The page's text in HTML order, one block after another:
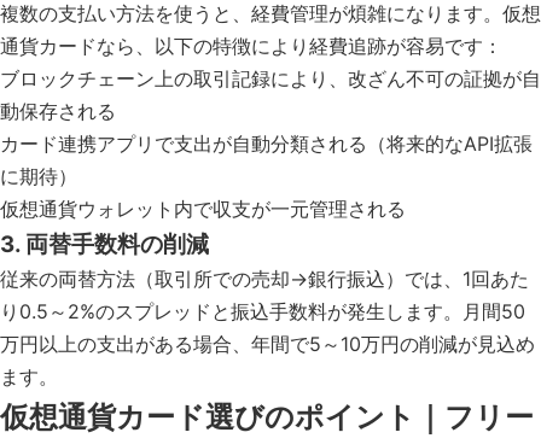
複数の支払い方法を使うと、経費管理が煩雑になります。仮想
通貨カードなら、以下の特徴により経費追跡が容易です：
ブロックチェーン上の取引記録により、改ざん不可の証拠が自
動保存される
カード連携アプリで支出が自動分類される（将来的なAPI拡張
に期待）
仮想通貨ウォレット内で収支が一元管理される
3. 両替手数料の削減
従来の両替方法（取引所での売却→銀行振込）では、1回あた
り0.5～2%のスプレッドと振込手数料が発生します。月間50
万円以上の支出がある場合、年間で5～10万円の削減が見込め
ます。
仮想通貨カード選びのポイント｜フリー